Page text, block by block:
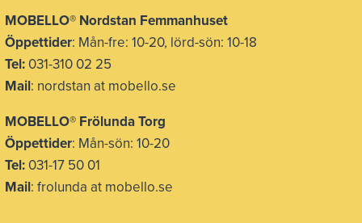
MOBELLO® Nordstan Femmanhuset
Öppettider: Mån-fre: 10-20, lörd-sön: 10-18
Tel: 031-310 02 25
Mail: nordstan at mobello.se
MOBELLO® Frölunda Torg
Öppettider: Mån-sön: 10-20
Tel: 031-17 50 01
Mail: frolunda at mobello.se